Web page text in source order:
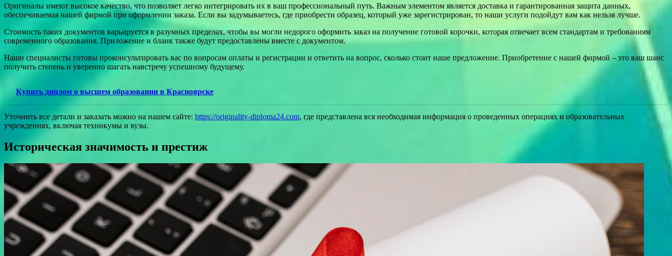
Оригиналы имеют высокое качество, что позволяет легко интегрировать их в ваш профессиональный путь. Важным элементом является доставка и гарантированная защита данных,
обеспечиваемая нашей фирмой при оформлении заказа. Если вы задумываетесь, где приобрести образец, который уже зарегистрирован, то наши услуги подойдут вам как нельзя лучше.
Стоимость таких документов варьируется в разумных пределах, чтобы вы могли недорого оформить заказ на получение готовой корочки, которая отвечает всем стандартам и требованиям
современного образования. Приложение и бланк также будут предоставлены вместе с документом.
Наши специалисты готовы проконсультировать вас по вопросам оплаты и регистрации и ответить на вопрос, сколько стоит наше предложение. Приобретение с нашей фирмой – это ваш шанс
получить степень и уверенно шагать навстречу успешному будущему.
Купить диплом о высшем образовании в Красноярске
Уточнить все детали и заказать можно на нашем сайте: https://originality-diploma24.com, где представлена вся необходимая информация о проведенных операциях и образовательных
учреждениях, включая техникумы и вузы.
Историческая значимость и престиж